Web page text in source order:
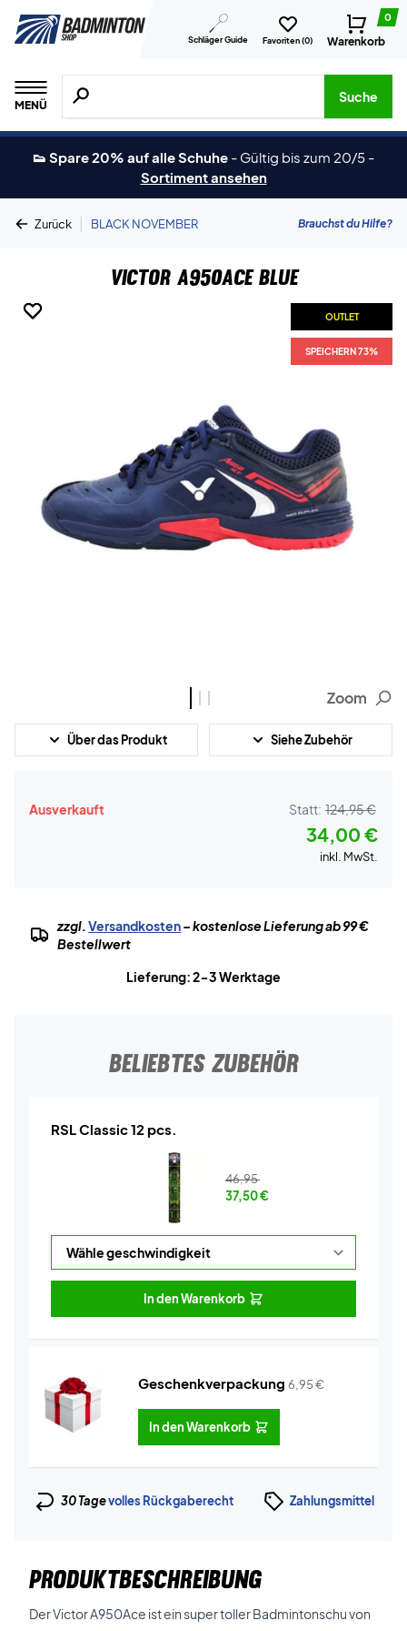
Schläger Guide Favoriten (0)
0
Warenkorb
MENÜ
Suche nach Produkten, Marken usw.
Suche
👟 Spare 20% auf alle Schuhe - Gültig bis zum 20/5 -
Sortiment ansehen
Zurück | BLACK NOVEMBER Brauchst du Hilfe?
Victor A950Ace Blue
OUTLET
SPEICHERN 73%
OUTLET
SPEICHERN 73%
OUTLET
SPEICHERN 73%
Zoom
Über das Produkt Siehe Zubehör
Ausverkauft Statt: 124,95 €
34,00 €
inkl. MwSt.
zzgl.Versandkosten– kostenlose Lieferung ab 99 €
Bestellwert
Lieferung: 2-3 Werktage
BELIEBTES ZUBEHÖR
RSL Classic 12 pcs.
46,95
37,50€
In den Warenkorb
Geschenkverpackung 6,95€
In den Warenkorb
30 Tagevolles Rückgaberecht Zahlungsmittel
PRODUKTBESCHREIBUNG
Der Victor A950Ace ist ein super toller Badmintonschu von